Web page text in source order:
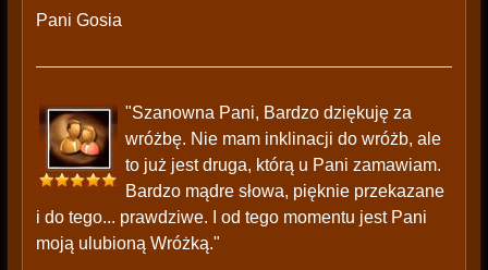
Pani Gosia
"Szanowna Pani, Bardzo dziękuję za
wróżbę. Nie mam inklinacji do wróżb, ale
to już jest druga, którą u Pani zamawiam.
Bardzo mądre słowa, pięknie przekazane
i do tego... prawdziwe. I od tego momentu jest Pani
moją ulubioną Wróżką."